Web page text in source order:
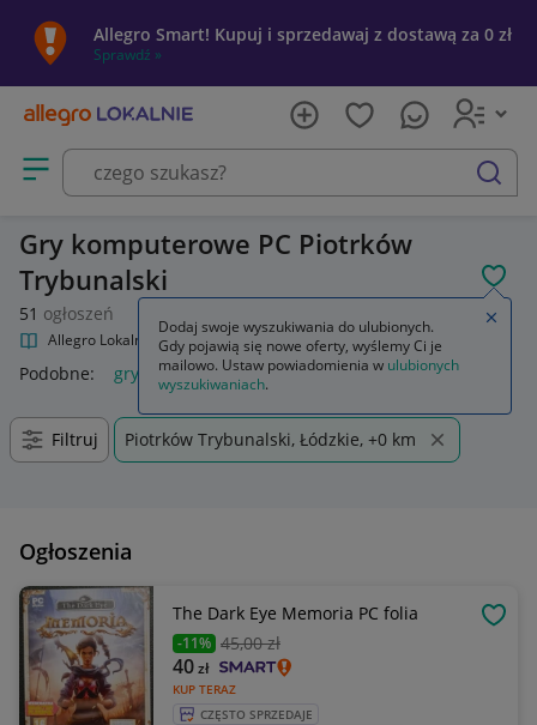
Allegro Smart! Kupuj i sprzedawaj z dostawą za 0 zł
Sprawdź »
Otwórz menu z kategoriami
szukaj
Gry komputerowe PC Piotrków
Trybunalski
51 ogłoszeń
Allegro Lokalnie Kultura i rozrywka Gry Gry komputerowe PC
Podobne: gry komputerowe na pc
Filtruj Piotrków Trybunalski, Łódzkie, +0 km
Ogłoszenia
The Dark Eye Memoria PC folia
-11% 45,00 zł
KUP TERAZ
40zł
CZĘSTO SPRZEDAJE
Dodaj swoje wyszukiwania do ulubionych.
Gdy pojawią się nowe oferty, wyślemy Ci je
mailowo. Ustaw powiadomienia w ulubionych
wyszukiwaniach.